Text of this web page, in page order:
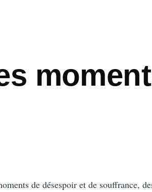
de désespoir et de souffrance,